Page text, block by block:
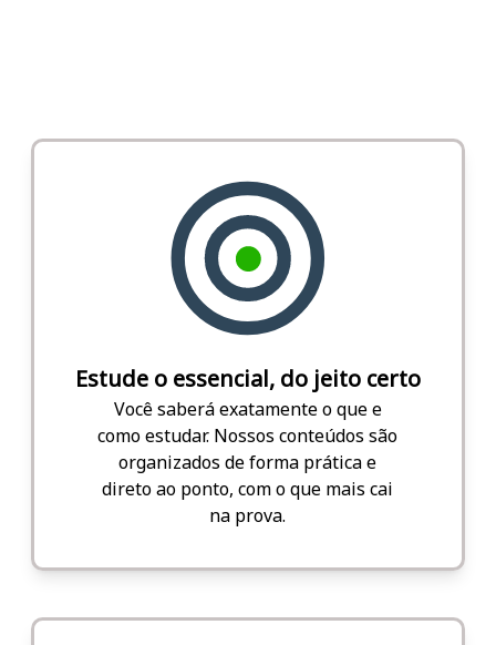
Estude o essencial, do jeito certo
Você saberá exatamente o que e
como estudar. Nossos conteúdos são
organizados de forma prática e
direto ao ponto, com o que mais cai
na prova.